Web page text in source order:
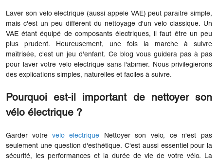
Laver son vélo électrique (aussi appelé VAE) peut paraître simple,
mais c'est un peu différent du nettoyage d'un vélo classique. Un
VAE étant équipé de composants électriques, il faut être un peu
plus prudent. Heureusement, une fois la marche à suivre
maîtrisée, c'est un jeu d'enfant. Ce blog vous guidera pas à pas
pour laver votre vélo électrique sans l'abîmer. Nous privilégierons
des explications simples, naturelles et faciles à suivre.
Pourquoi est-il important de nettoyer son
vélo électrique ?
Garder votre vélo électrique Nettoyer son vélo, ce n'est pas
seulement une question d'esthétique. C'est aussi essentiel pour la
sécurité, les performances et la durée de vie de votre vélo. La